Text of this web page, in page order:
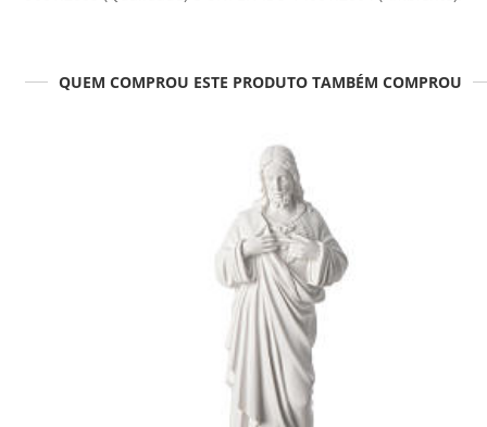
QUEM COMPROU ESTE PRODUTO TAMBÉM COMPROU